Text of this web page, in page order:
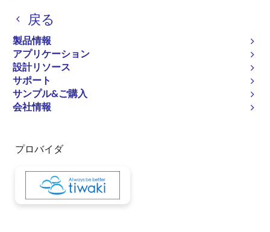
戻る
製品情報
アプリケーション
設計リソース
サポート
サンプル&ご購入
会社情報
く
ず
株式会社 tiwaki 侵入者検知
ページセクションへ移動：
プロバイダ